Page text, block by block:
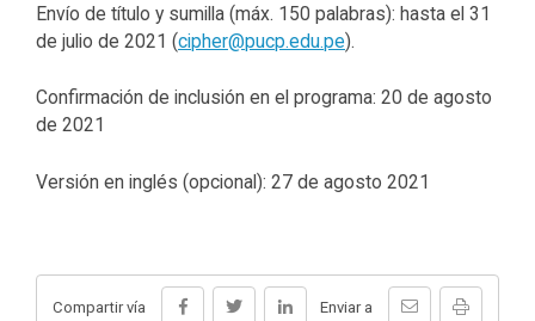
Envío de título y sumilla (máx. 150 palabras): hasta el 31
de julio de 2021 (cipher@pucp.edu.pe).
Confirmación de inclusión en el programa: 20 de agosto
de 2021
Versión en inglés (opcional): 27 de agosto 2021
Compartir vía Enviar a